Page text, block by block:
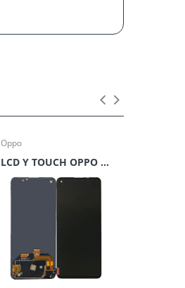
Oppo
LCD Y TOUCH OPPO RENO 6**